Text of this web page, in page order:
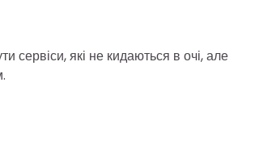
сервіси, які не кидаються в очі, але